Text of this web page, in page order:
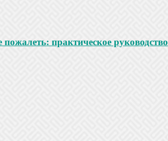
практическое руководство